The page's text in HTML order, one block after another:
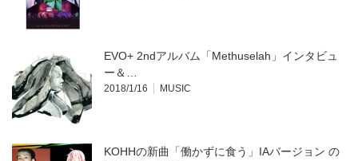
EVO+ 2ndアルバム「Methuselah」インタビュ
ー＆…
2018/1/16 MUSIC
KOHHの新曲「働かずに食う」IAバージョン の